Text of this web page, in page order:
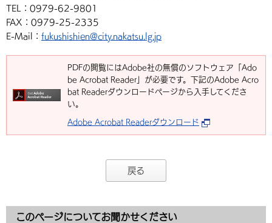
TEL：0979-62-9801
FAX：0979-25-2335
E-Mail： fukushishien@city.nakatsu.lg.jp
PDFの閲覧にはAdobe社の無償のソフトウェア「Ado
be Acrobat Reader」が必要です。下記のAdobe Acro
bat Readerダウンロードページから入手してくださ
い。
Adobe Acrobat Readerダウンロード
戻る
このページについてお聞かせください